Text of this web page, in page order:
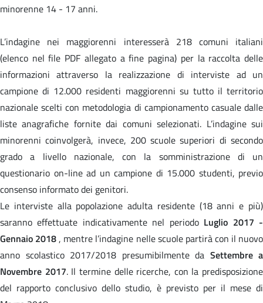
minorenne 14 - 17 anni.
L’indagine nei maggiorenni interesserà 218 comuni italiani
(elenco nel file PDF allegato a fine pagina) per la raccolta delle
informazioni attraverso la realizzazione di interviste ad un
campione di 12.000 residenti maggiorenni su tutto il territorio
nazionale scelti con metodologia di campionamento casuale dalle
liste anagrafiche fornite dai comuni selezionati. L’indagine sui
minorenni coinvolgerà, invece, 200 scuole superiori di secondo
grado a livello nazionale, con la somministrazione di un
questionario on-line ad un campione di 15.000 studenti, previo
consenso informato dei genitori.
Le interviste alla popolazione adulta residente (18 anni e più)
saranno effettuate indicativamente nel periodo Luglio 2017 -
Gennaio 2018 , mentre l’indagine nelle scuole partirà con il nuovo
anno scolastico 2017/2018 presumibilmente da Settembre a
Novembre 2017. Il termine delle ricerche, con la predisposizione
del rapporto conclusivo dello studio, è previsto per il mese di